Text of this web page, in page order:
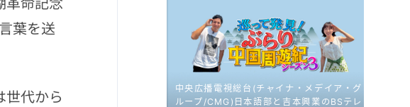
葉を送
代から